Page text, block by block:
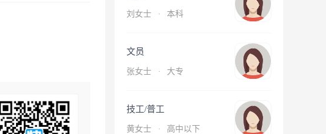
刘女士 · 本科
文员
张女士 · 大专
技工/普工
黄女士 · 高中以下